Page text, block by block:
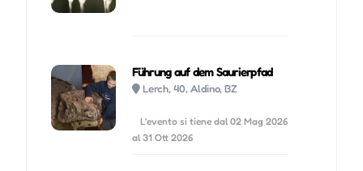
Führung auf dem Saurierpfad
Lerch, 40, Aldino, BZ
L'evento si tiene dal 02 Mag 2026
al 31 Ott 2026